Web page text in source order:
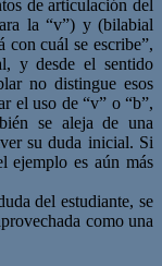
de articulación del
la “v”) y (bilabial
con cuál se escribe”,
y desde el sentido
no distingue esos
el uso de “v” o “b”,
se aleja de una
su duda inicial. Si
ejemplo es aún más
del estudiante, se
como una